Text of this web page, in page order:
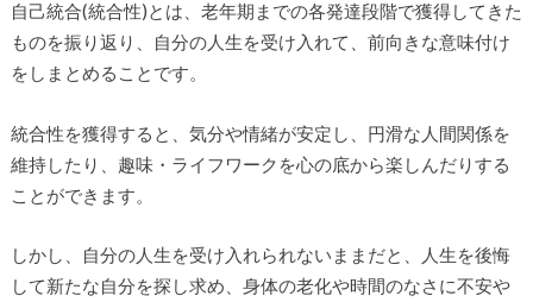
自己統合(統合性)とは、老年期までの各発達段階で獲得してきた
ものを振り返り、自分の人生を受け入れて、前向きな意味付け
をしまとめることです。
統合性を獲得すると、気分や情緒が安定し、円滑な人間関係を
維持したり、趣味・ライフワークを心の底から楽しんだりする
ことができます。
しかし、自分の人生を受け入れられないままだと、人生を後悔
して新たな自分を探し求め、身体の老化や時間のなさに不安や